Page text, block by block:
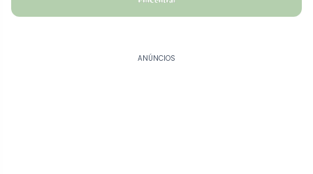
ANÚNCIOS